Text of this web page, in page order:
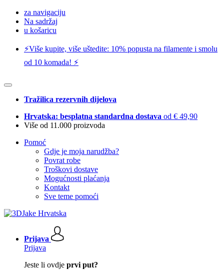
za navigaciju
Na sadržaj
u košaricu
⚡️Više kupite, više uštedite: 10% popusta na filamente i smolu
od 10 komada! ⚡️
Tražilica rezervnih dijelova
Hrvatska: besplatna standardna dostava od € 49,90
Više od 11.000 proizvoda
Pomoć
Gdje je moja narudžba?
Povrat robe
Troškovi dostave
Mogućnosti plaćanja
Kontakt
Sve teme pomoći
Prijava
Prijava
Jeste li ovdje prvi put?